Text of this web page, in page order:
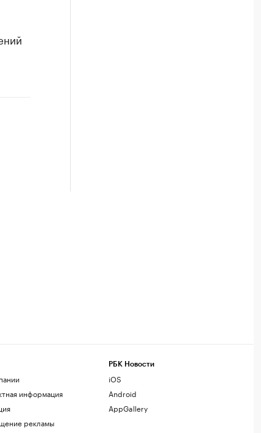
информация
рекламы
РБК Новости
iOS
Android
AppGallery